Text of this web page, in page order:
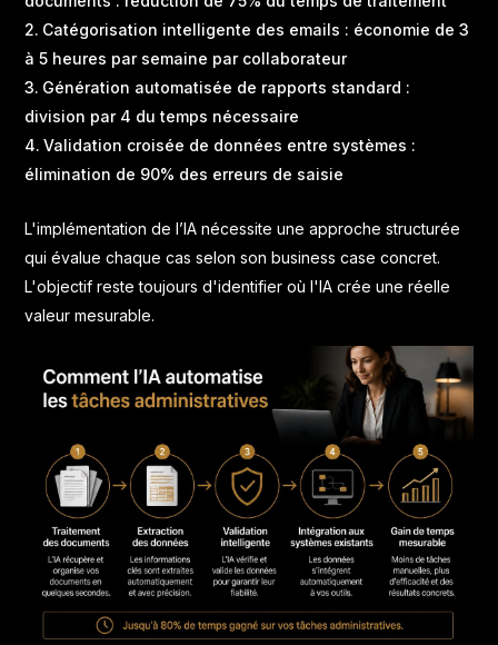
Catégorisation intelligente des emails : économie de 3
à 5 heures par semaine par collaborateur
Génération automatisée de rapports standard :
division par 4 du temps nécessaire
Validation croisée de données entre systèmes :
élimination de 90% des erreurs de saisie
L'implémentation de l’IA nécessite une approche structurée
qui évalue chaque cas selon son business case concret.
L'objectif reste toujours d'identifier où l'IA crée une réelle
valeur mesurable.